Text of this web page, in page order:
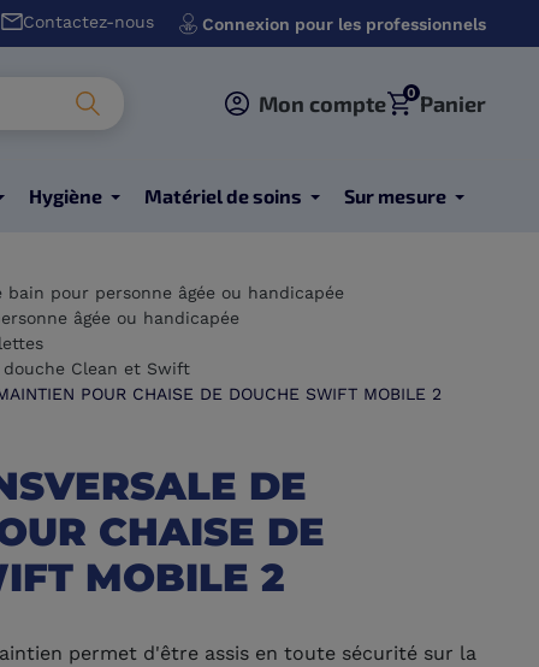
Contactez-nous Connexion pour les professionnels
Mon compte 0 Panier
Hygiène Matériel de soins Sur mesure
bain pour personne âgée ou handicapée
âgée ou handicapée
douche Clean et Swift
POUR CHAISE DE DOUCHE SWIFT MOBILE 2
DE
CHAISE DE
MOBILE 2
permet d'être assis en toute sécurité sur la